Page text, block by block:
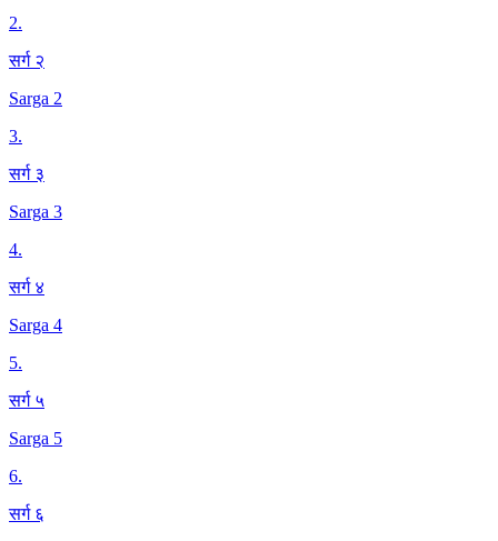
2.
सर्ग २
Sarga 2
3.
सर्ग ३
Sarga 3
4.
सर्ग ४
Sarga 4
5.
सर्ग ५
Sarga 5
6.
सर्ग ६